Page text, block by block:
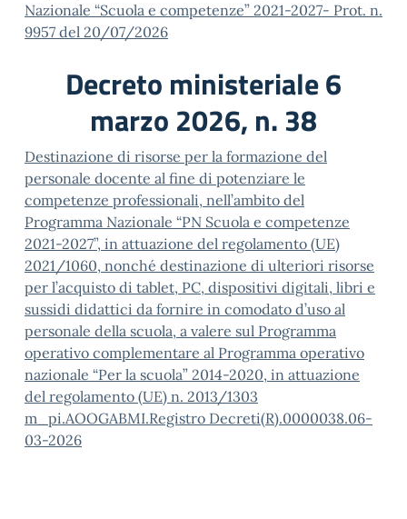
Nazionale “Scuola e competenze” 2021-2027- Prot. n.
9957 del 20/07/2026
Decreto ministeriale 6
marzo 2026, n. 38
Destinazione di risorse per la formazione del
personale docente al fine di potenziare le
competenze professionali, nell’ambito del
Programma Nazionale “PN Scuola e competenze
2021-2027”, in attuazione del regolamento (UE)
2021/1060, nonché destinazione di ulteriori risorse
per l’acquisto di tablet, PC, dispositivi digitali, libri e
sussidi didattici da fornire in comodato d’uso al
personale della scuola, a valere sul Programma
operativo complementare al Programma operativo
nazionale “Per la scuola” 2014-2020, in attuazione
del regolamento (UE) n. 2013/1303
m_pi.AOOGABMI.Registro Decreti(R).0000038.06-
03-2026